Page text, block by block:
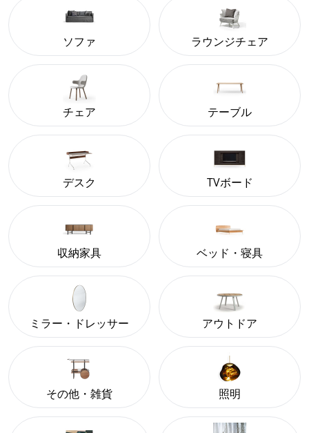
ソファ ラウンジチェア
チェア テーブル
デスク TVボード
収納家具 ベッド・寝具
ミラー・ドレッサー アウトドア
その他・雑貨 照明